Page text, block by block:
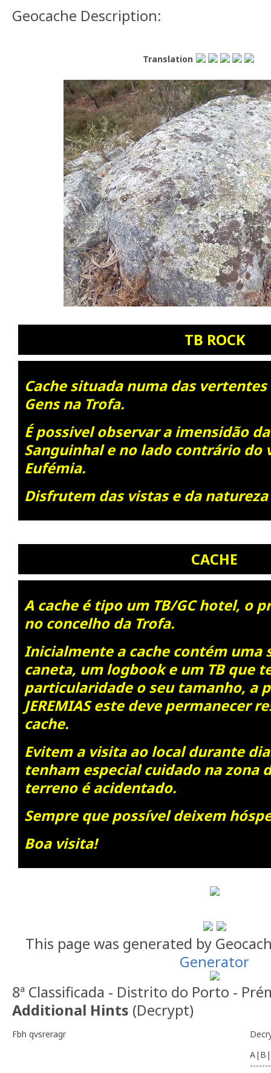
Geocache Description:
Translation
TB ROCK
Cache situada numa das
Gens na Trofa.
É possivel observar a imensidão
Sanguinhal e no lado contrário do
Eufémia.
Disfrutem das vistas e da
CACHE
A cache é tipo um TB/GC hotel, o
no concelho da Trofa.
Inicialmente a cache contém uma
caneta, um logbook e um TB que
particularidade o seu tamanho, a
JEREMIAS este deve permanecer
cache.
Evitem a visita ao local durante
tenham especial cuidado na zona
terreno é acidentado.
Sempre que possível deixem
Boa visita!
This page was generated by
Generator
8ª Classificada - Distrito do Porto -
Additional Hints (Decrypt)
Fbh qvsreragr